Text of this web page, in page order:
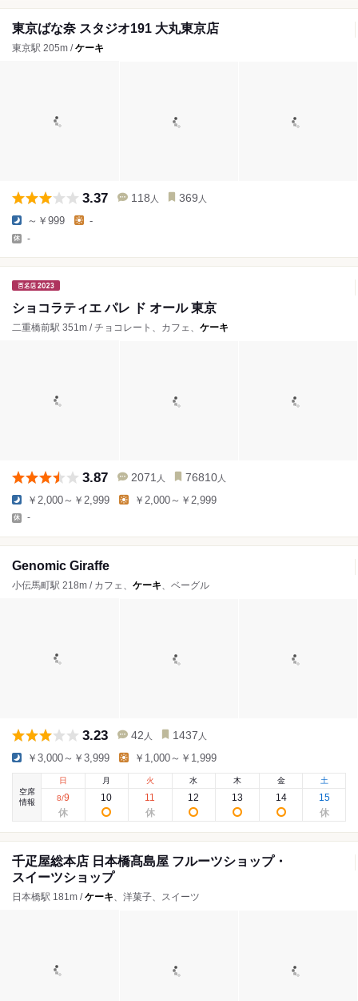
東京ばな奈 スタジオ191 大丸東京店
東京駅 205m /ケーキ
3.37 118 人 369 人
～￥999 -
-
ショコラティエ パレ ド オール 東京
二重橋前駅 351m / チョコレート、カフェ、 ケーキ
3.87 2071 人 76810 人
￥2,000～￥2,999 ￥2,000～￥2,999
-
Genomic Giraffe
小伝馬町駅 218m / カフェ、 ケーキ 、ベーグル
3.23 42 人 1437 人
￥3,000～￥3,999 ￥1,000～￥1,999
空席
情報
日
8/9
月
10
火
11
水
12
木
13
金
14
土
15
千疋屋総本店 日本橋髙島屋 フルーツショップ・
スイーツショップ
日本橋駅 181m /ケーキ 、洋菓子、スイーツ